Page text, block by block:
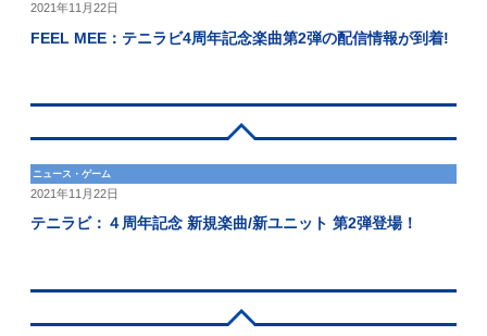
2021年11月22日
FEEL MEE：テニラビ4周年記念楽曲第2弾の配信情報が到着!
ニュース・ゲーム
2021年11月22日
テニラビ：４周年記念 新規楽曲/新ユニット 第2弾登場！